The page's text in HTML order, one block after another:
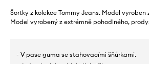
Šortky z kolekce Tommy Jeans. Model vyroben
Model vyrobený z extrémně pohodlného,
- V pase guma se stahovacími šňůrkami.